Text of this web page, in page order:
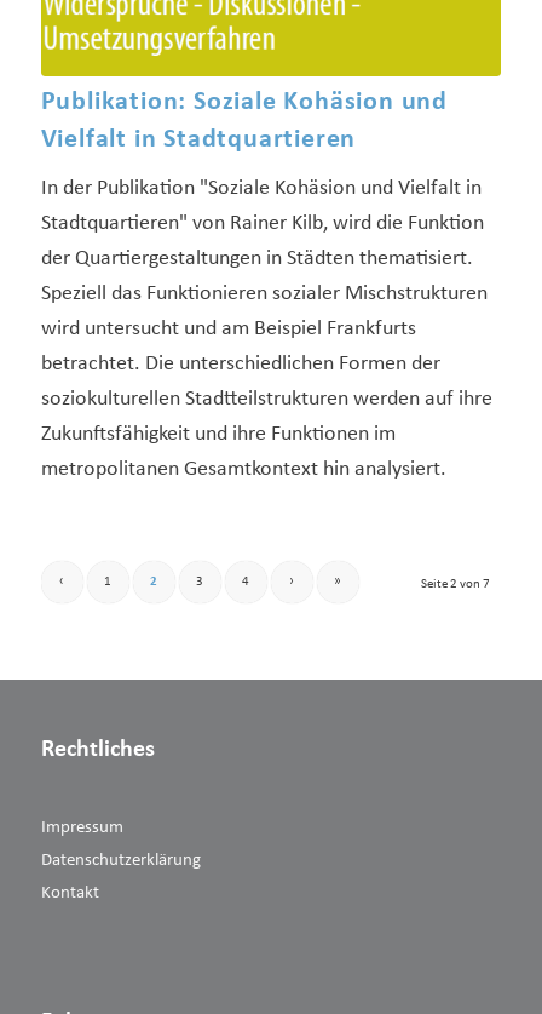
Publikation: Soziale Kohäsion und
Vielfalt in Stadtquartieren
In der Publikation "Soziale Kohäsion und Vielfalt in
Stadtquartieren" von Rainer Kilb, wird die Funktion
der Quartiergestaltungen in Städten thematisiert.
Speziell das Funktionieren sozialer Mischstrukturen
wird untersucht und am Beispiel Frankfurts
betrachtet. Die unterschiedlichen Formen der
soziokulturellen Stadtteilstrukturen werden auf ihre
Zukunftsfähigkeit und ihre Funktionen im
metropolitanen Gesamtkontext hin analysiert.
Seite 2 von 7
‹ 1 2 3 4 › »
Rechtliches
Impressum
Datenschutzerklärung
Kontakt